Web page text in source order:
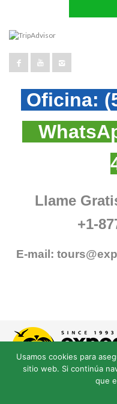
Oficina:
Llame
+1-
E-mail:
© Derechos
Usamos cookies para
sitio web. Si continúa
que